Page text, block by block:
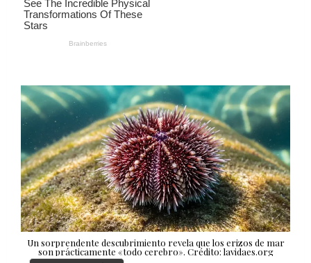
Un sorprendente descubrimiento revela que los erizos de mar
son prácticamente «todo cerebro». Crédito: lavidaes.org